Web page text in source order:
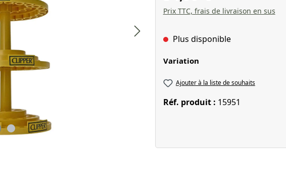
Prix TTC, frais de livraison en sus
Plus disponible
Sélectionnez
Variation
Ajouter à la liste de souhaits
Réf. produit : 15951